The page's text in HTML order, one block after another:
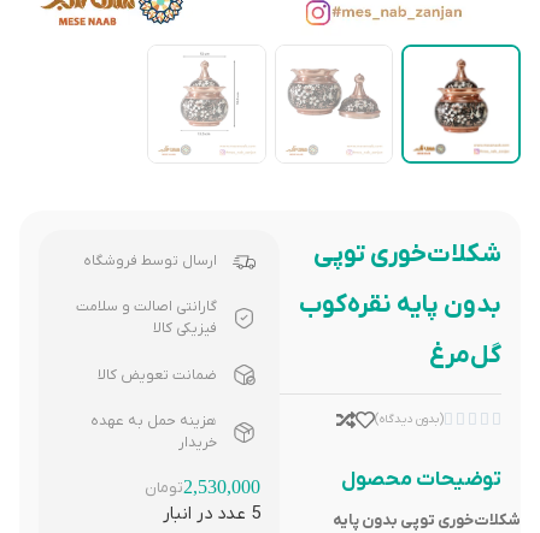
شکلات‌خوری توپی
بدون پایه نقره‌کوب
گل‌مرغ




(بدون دیدگاه)
توضیحات محصول
شکلات‌خوری توپی بدون پایه
ارسال توسط فروشگاه
گارانتی اصالت و سلامت
فیزیکی کالا
ضمانت تعویض کالا
هزینه حمل به عهده
خریدار
2,530,000تومان
5 عدد در انبار